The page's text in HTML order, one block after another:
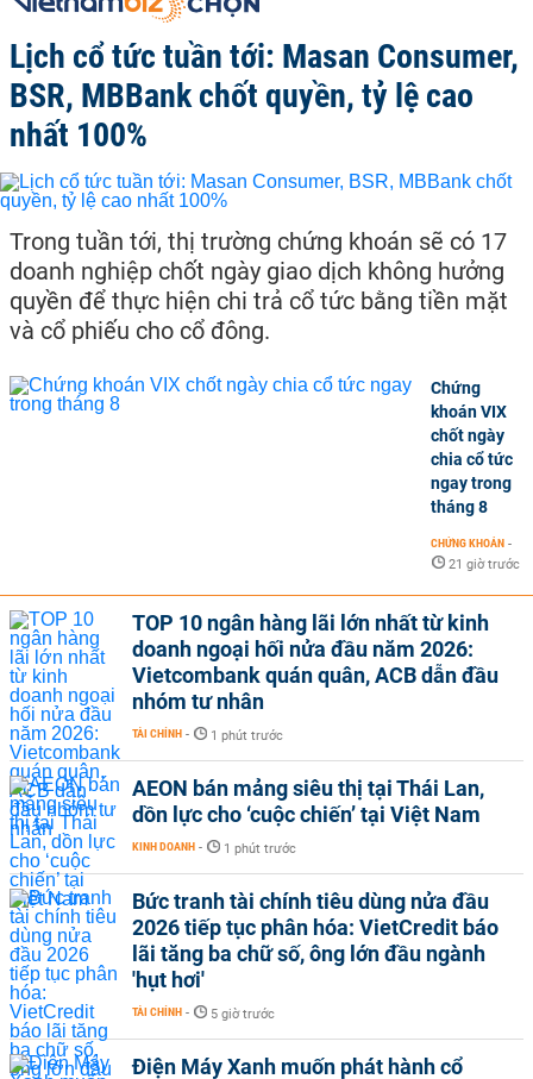
Lịch cổ tức tuần tới: Masan Consumer,
BSR, MBBank chốt quyền, tỷ lệ cao
nhất 100%
Trong tuần tới, thị trường chứng khoán sẽ có 17
doanh nghiệp chốt ngày giao dịch không hưởng
quyền để thực hiện chi trả cổ tức bằng tiền mặt
và cổ phiếu cho cổ đông.
Chứng
khoán VIX
chốt ngày
chia cổ tức
ngay trong
tháng 8
CHỨNG KHOÁN -
21 giờ trước
TOP 10 ngân hàng lãi lớn nhất từ kinh
doanh ngoại hối nửa đầu năm 2026:
Vietcombank quán quân, ACB dẫn đầu
nhóm tư nhân
TÀI CHÍNH - 1 phút trước
AEON bán mảng siêu thị tại Thái Lan,
dồn lực cho ‘cuộc chiến’ tại Việt Nam
KINH DOANH - 1 phút trước
Bức tranh tài chính tiêu dùng nửa đầu
2026 tiếp tục phân hóa: VietCredit báo
lãi tăng ba chữ số, ông lớn đầu ngành
'hụt hơi'
TÀI CHÍNH - 5 giờ trước
Điện Máy Xanh muốn phát hành cổ